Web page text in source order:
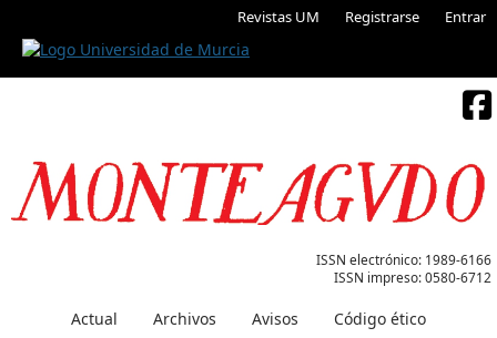
Revistas UM Registrarse Entrar
ISSN electrónico: 1989-6166
ISSN impreso:0580-6712
Actual Archivos Avisos Código ético